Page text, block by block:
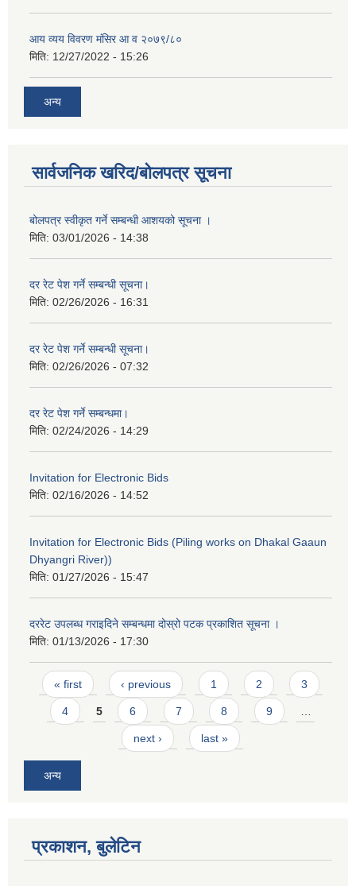
आय व्यय विवरण मंसिर आ व २०७९/८०
मिति: 12/27/2022 - 15:26
अन्य
सार्वजनिक खरिद/बोलपत्र सूचना
बोलपत्र स्वीकृत गर्ने सम्बन्धी आशयको सूचना ।
मिति: 03/01/2026 - 14:38
दर रेट पेश गर्ने सम्बन्धी सूचना।
मिति: 02/26/2026 - 16:31
दर रेट पेश गर्ने सम्बन्धी सूचना।
मिति: 02/26/2026 - 07:32
दर रेट पेश गर्ने सम्बन्धमा।
मिति: 02/24/2026 - 14:29
Invitation for Electronic Bids
मिति: 02/16/2026 - 14:52
Invitation for Electronic Bids (Piling works on Dhakal Gaaun
Dhyangri River))
मिति: 01/27/2026 - 15:47
दररेट उपलब्ध गराइदिने सम्बन्धमा दोस्रो पटक प्रकाशित सूचना ।
मिति: 01/13/2026 - 17:30
Pages
« first ‹ previous 1 2 3
4 5 6 7 8 9 …
next › last »
अन्य
प्रकाशन, बुलेटिन